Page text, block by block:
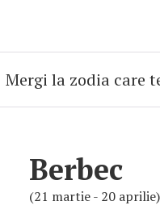
Berbec
(21 martie - 20 aprilie)